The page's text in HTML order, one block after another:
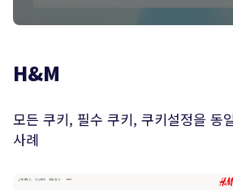
H&M
모든 쿠키, 필수 쿠키, 쿠키설정을 동
사례